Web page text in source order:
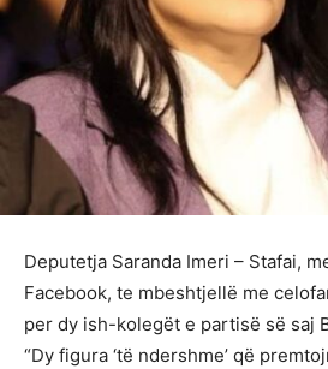
Deputetja Saranda Imeri – Stafai,
Facebook, te mbeshtjellë me
per dy ish-kolegët e partisë së saj
“Dy figura ‘të ndershme’ që